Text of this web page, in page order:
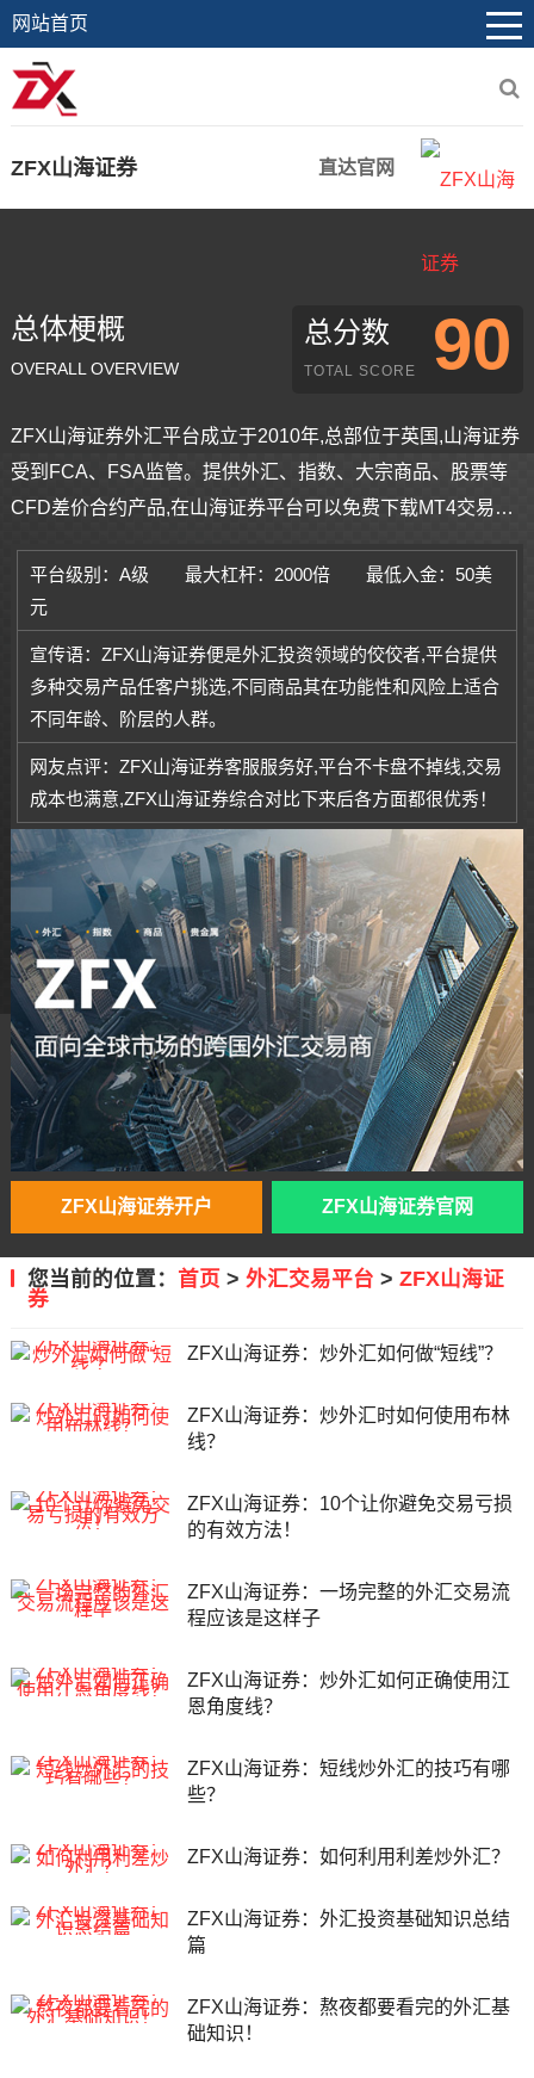
网站首页
ZFX山海证券 直达官网
总体梗概
OVERALL OVERVIEW
总分数
TOTAL SCORE 90
ZFX山海证券外汇平台成立于2010年,总部位于英国,山海证券
受到FCA、FSA监管。提供外汇、指数、大宗商品、股票等
CFD差价合约产品,在山海证券平台可以免费下载MT4交易软
平台级别：A级
最大杠杆：2000倍
最低入金：50美
元
宣传语：ZFX山海证券便是外汇投资领域的佼佼者,平台提供
多种交易产品任客户挑选,不同商品其在功能性和风险上适合
不同年龄、阶层的人群。
网友点评：ZFX山海证券客服服务好,平台不卡盘不掉线,交易
成本也满意,ZFX山海证券综合对比下来后各方面都很优秀！
ZFX山海证券开户 ZFX山海证券官网
您当前的位置： 首页> 外汇交易平台 > ZFX山海证
券
ZFX山海证券：炒外汇如何做“短线”？
ZFX山海证券：炒外汇时如何使用布林
线？
ZFX山海证券：10个让你避免交易亏损
的有效方法！
ZFX山海证券：一场完整的外汇交易流
程应该是这样子
ZFX山海证券：炒外汇如何正确使用江
恩角度线？
ZFX山海证券：短线炒外汇的技巧有哪
些？
ZFX山海证券：如何利用利差炒外汇？
ZFX山海证券：外汇投资基础知识总结
篇
ZFX山海证券：熬夜都要看完的外汇基
础知识！